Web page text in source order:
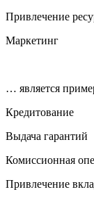
Привлечение
Маркетинг
… является
Кредитование
Выдача гарантий
Комиссионная
Привлечение